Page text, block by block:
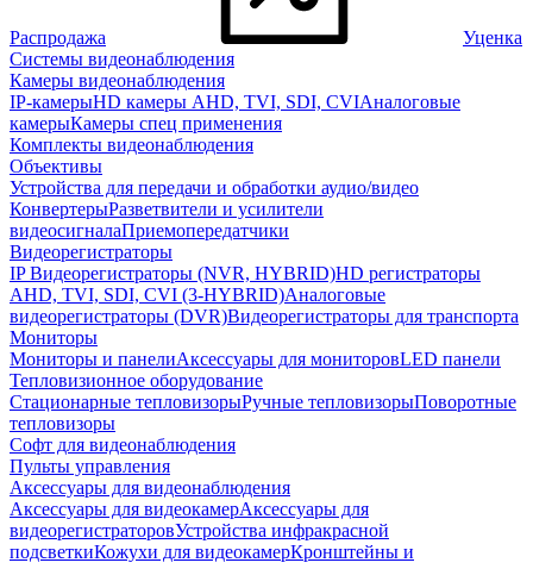
Распродажа
Уценка
Системы видеонаблюдения
Камеры видеонаблюдения
IP-камерыHD камеры AHD, TVI, SDI, CVIАналоговые
камерыКамеры спец применения
Комплекты видеонаблюдения
Объективы
Устройства для передачи и обработки аудио/видео
КонвертерыРазветвители и усилители
видеосигналаПриемопередатчики
Видеорегистраторы
IP Видеорегистраторы (NVR, HYBRID)HD регистраторы
AHD, TVI, SDI, CVI (3-HYBRID)Аналоговые
видеорегистраторы (DVR)Видеорегистраторы для транспорта
Мониторы
Мониторы и панелиАксессуары для мониторовLED панели
Тепловизионное оборудование
Стационарные тепловизорыРучные тепловизорыПоворотные
тепловизоры
Софт для видеонаблюдения
Пульты управления
Аксессуары для видеонаблюдения
Аксессуары для видеокамерАксессуары для
видеорегистраторовУстройства инфракрасной
подсветкиКожухи для видеокамерКронштейны и